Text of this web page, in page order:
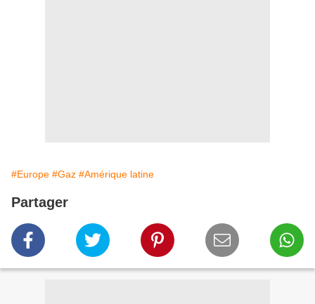
#Europe #Gaz #Amérique latine
Partager